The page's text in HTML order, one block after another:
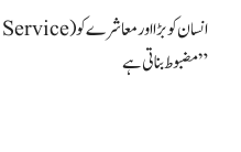
مضبوط بناتی ہے”